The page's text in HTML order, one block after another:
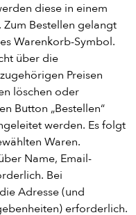
diese in einem
Bestellen gelangt
Warenkorb-Symbol.
über die
Preisen
löschen oder
Button „Bestellen“
werden. Es folgt
Waren.
Name, Email-
Bei
Adresse (und
erforderlich.